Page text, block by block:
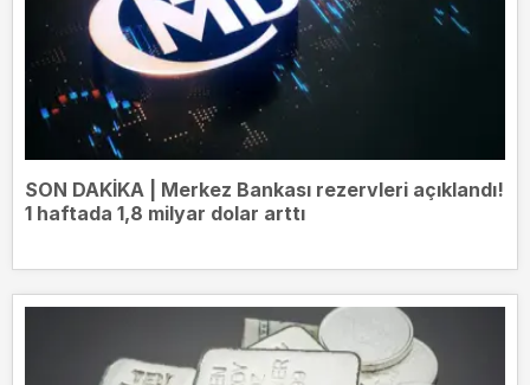
SON DAKİKA | Merkez Bankası rezervleri açıklandı!
1 haftada 1,8 milyar dolar arttı